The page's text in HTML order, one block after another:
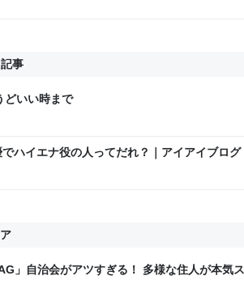
事
どいい時まで
ハイエナ役の人ってだれ？｜アイアイブログ
」自治会がアツすぎる！ 多様な住人が本気
交通改善など“街の価値向上”戦略 東京・中央